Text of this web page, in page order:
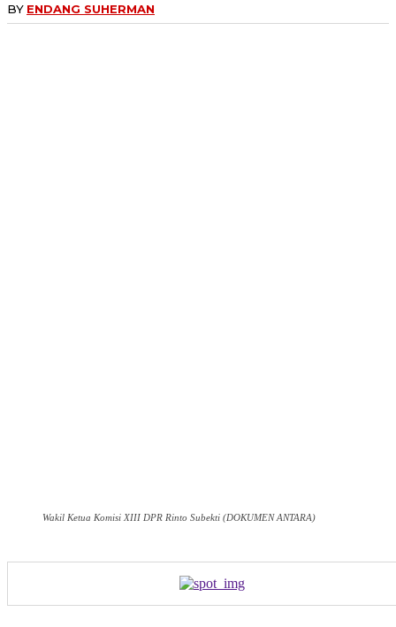
BY ENDANG SUHERMAN
Wakil Ketua Komisi XIII DPR Rinto Subekti (DOKUMEN ANTARA)